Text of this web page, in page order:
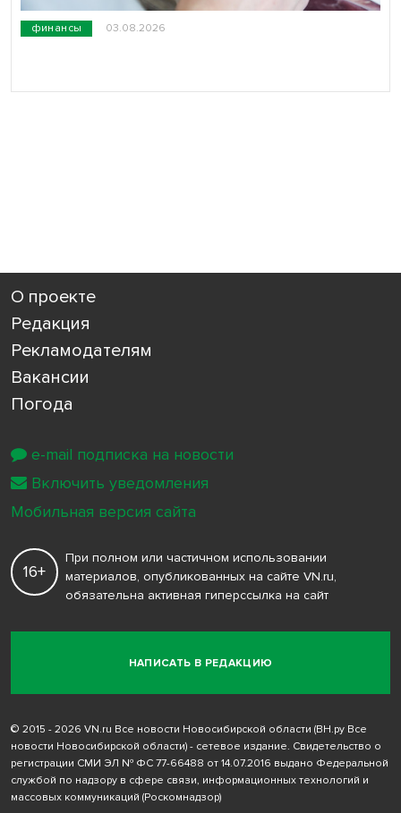
финансы 03.08.2026
О проекте
Редакция
Рекламодателям
Вакансии
Погода
НАПИСАТЬ В РЕДАКЦИЮ
16+
При полном или частичном использовании
материалов, опубликованных на сайте VN.ru,
обязательна активная гиперссылка на сайт
© 2015 - 2026 VN.ru Все новости Новосибирской области (ВН.ру Все
новости Новосибирской области) - сетевое издание. Свидетельство о
регистрации СМИ ЭЛ № ФС 77-66488 от 14.07.2016 выдано Федеральной
службой по надзору в сфере связи, информационных технологий и
массовых коммуникаций (Роскомнадзор)
e-mail подписка на новости
Включить уведомления
Мобильная версия сайта